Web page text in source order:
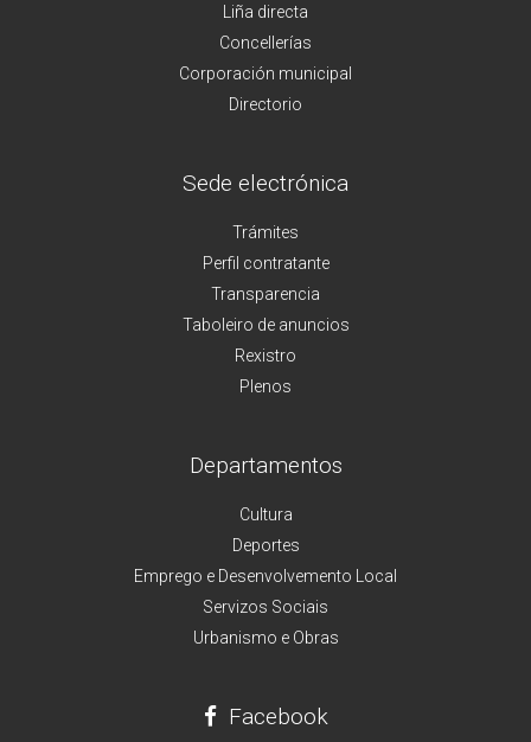
Liña directa
Concellerías
Corporación municipal
Directorio
Sede electrónica
Trámites
Perfil contratante
Transparencia
Taboleiro de anuncios
Rexistro
Plenos
Departamentos
Cultura
Deportes
Emprego e Desenvolvemento Local
Servizos Sociais
Urbanismo e Obras
Facebook